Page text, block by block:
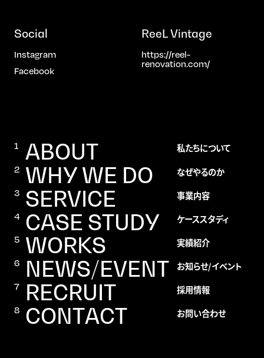
と質感”。 ぜひ現地でご体感くださ
ております。
Social
Instagram
Facebook
ReeL Vintage
https://reel-
renovation.com/
ABOUT
WHY WE DO
SERVICE
CASE STUDY
WORKS
NEWS/EVENT
RECRUIT
CONTACT
私たちについて
なぜやるのか
事業内容
ケーススタディ
実績紹介
お知らせ/イベント
採用情報
お問い合わせ